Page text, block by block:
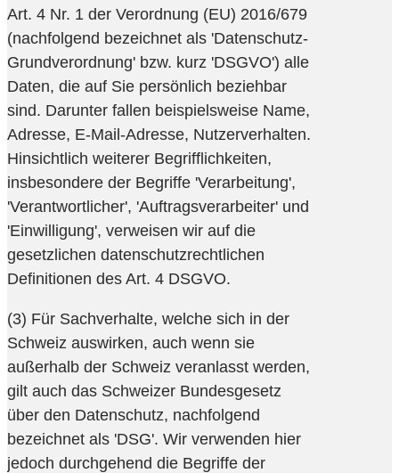
Art. 4 Nr. 1 der Verordnung (EU) 2016/679
(nachfolgend bezeichnet als 'Datenschutz-
Grundverordnung' bzw. kurz 'DSGVO') alle
Daten, die auf Sie persönlich beziehbar
sind. Darunter fallen beispielsweise Name,
Adresse, E-Mail-Adresse, Nutzerverhalten.
Hinsichtlich weiterer Begrifflichkeiten,
insbesondere der Begriffe 'Verarbeitung',
'Verantwortlicher', 'Auftragsverarbeiter' und
'Einwilligung', verweisen wir auf die
gesetzlichen datenschutzrechtlichen
Definitionen des Art. 4 DSGVO.
(3) Für Sachverhalte, welche sich in der
Schweiz auswirken, auch wenn sie
außerhalb der Schweiz veranlasst werden,
gilt auch das Schweizer Bundesgesetz
über den Datenschutz, nachfolgend
bezeichnet als 'DSG'. Wir verwenden hier
jedoch durchgehend die Begriffe der